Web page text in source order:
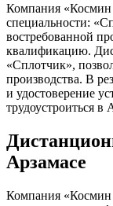
Компания «Космин
специальности:
востребованной
квалификацию.
«Сплотчик»,
производства. В
и удостоверение
трудоустроиться
Арзамасе
Компания «Космин